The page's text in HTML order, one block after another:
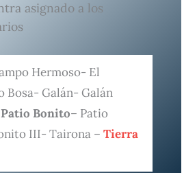
asignado a los
Hermoso- El
Bosa- Galán- Galán
Patio Bonito– Patio
III- Tairona – Tierra